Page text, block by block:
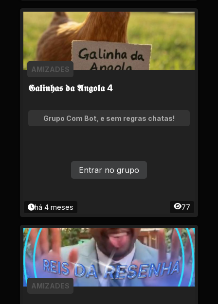
𝕲𝖆𝖑𝖎𝖓𝖍𝖆𝖘 𝖉𝖆 𝕬𝖓𝖌𝖔𝖑𝖆 4
AMIZADES
Grupo Com Bot, e sem regras chatas!
há 4 meses 77
Entrar no grupo
AMIZADES